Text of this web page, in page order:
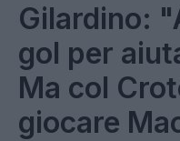
Gilardino:
gol per
Ma col
giocare